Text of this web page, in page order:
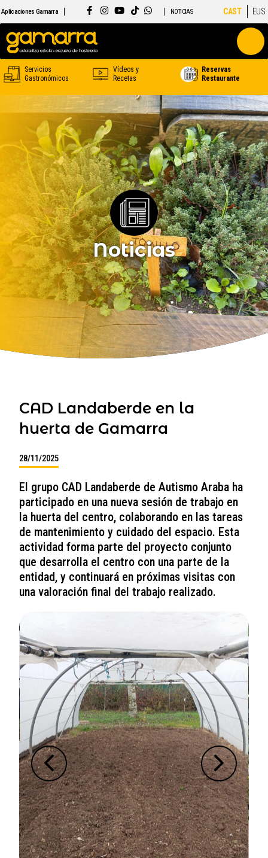
Aplicaciones Gamarra NOTICIAS CAST EUS
Servicios
Gastronómicos
Vídeos y
Recetas
Reservas
Restaurante
Noticias
CAD Landaberde en la
huerta de Gamarra
28/11/2025
El grupo CAD Landaberde de Autismo Araba ha
participado en una nueva sesión de trabajo en
la huerta del centro, colaborando en las tareas
de mantenimiento y cuidado del espacio. Esta
actividad forma parte del proyecto conjunto
que desarrolla el centro con una parte de la
entidad, y continuará en próximas visitas con
una valoración final del trabajo realizado.